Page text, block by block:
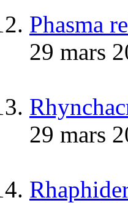
Phasma
29 mars
29 mars